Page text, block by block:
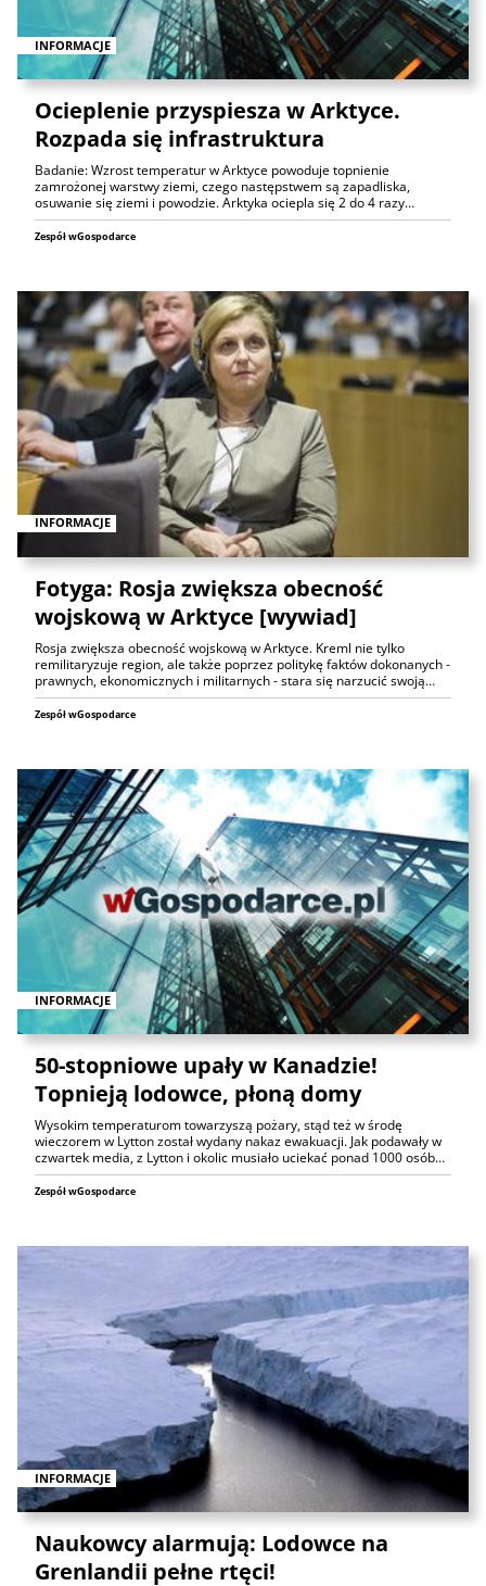
INFORMACJE
Ocieplenie przyspiesza w Arktyce.
Rozpada się infrastruktura
Badanie: Wzrost temperatur w Arktyce powoduje topnienie
zamrożonej warstwy ziemi, czego następstwem są zapadliska,
osuwanie się ziemi i powodzie. Arktyka ociepla się 2 do 4 razy…
Zespół wGospodarce
INFORMACJE
Fotyga: Rosja zwiększa obecność
wojskową w Arktyce [wywiad]
Rosja zwiększa obecność wojskową w Arktyce. Kreml nie tylko
remilitaryzuje region, ale także poprzez politykę faktów dokonanych -
prawnych, ekonomicznych i militarnych - stara się narzucić swoją…
Zespół wGospodarce
INFORMACJE
50-stopniowe upały w Kanadzie!
Topnieją lodowce, płoną domy
Wysokim temperaturom towarzyszą pożary, stąd też w środę
wieczorem w Lytton został wydany nakaz ewakuacji. Jak podawały w
czwartek media, z Lytton i okolic musiało uciekać ponad 1000 osób…
Zespół wGospodarce
INFORMACJE
Naukowcy alarmują: Lodowce na
Grenlandii pełne rtęci!